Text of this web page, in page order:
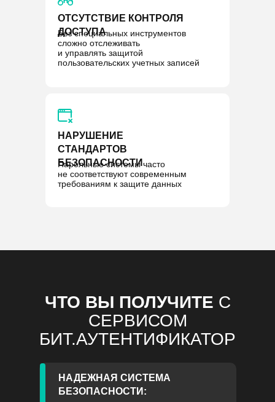
ОТСУТСТВИЕ КОНТРОЛЯ
ДОСТУПА
Без специальных инструментов
сложно отслеживать
и управлять защитой
пользовательских учетных записей
НАРУШЕНИЕ
СТАНДАРТОВ
БЕЗОПАСНОСТИ
Парольные системы часто
не соответствуют современным
требованиям к защите данных
ЧТО ВЫ ПОЛУЧИТЕ С
СЕРВИСОМ
БИТ.АУТЕНТИФИКАТОР
НАДЕЖНАЯ СИСТЕМА
БЕЗОПАСНОСТИ: